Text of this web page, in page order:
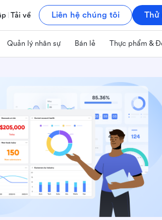
Tải về Liên hệ chúng tôi Thử
Quản lý nhân sự Bán lẻ Thực phẩm &